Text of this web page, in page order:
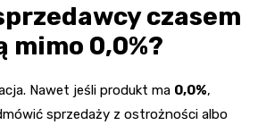
czasem
mimo 0,0%?
Nawet jeśli produkt ma 0,0%,
sprzedaży z ostrożności albo